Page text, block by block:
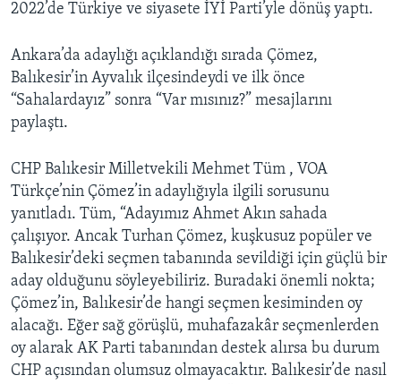
2022’de Türkiye ve siyasete İYİ Parti’yle dönüş yaptı.
Ankara’da adaylığı açıklandığı sırada Çömez,
Balıkesir’in Ayvalık ilçesindeydi ve ilk önce
“Sahalardayız” sonra “Var mısınız?” mesajlarını
paylaştı.
CHP Balıkesir Milletvekili Mehmet Tüm , VOA
Türkçe’nin Çömez’in adaylığıyla ilgili sorusunu
yanıtladı. Tüm, “Adayımız Ahmet Akın sahada
çalışıyor. Ancak Turhan Çömez, kuşkusuz popüler ve
Balıkesir’deki seçmen tabanında sevildiği için güçlü bir
aday olduğunu söyleyebiliriz. Buradaki önemli nokta;
Çömez’in, Balıkesir’de hangi seçmen kesiminden oy
alacağı. Eğer sağ görüşlü, muhafazakâr seçmenlerden
oy alarak AK Parti tabanından destek alırsa bu durum
CHP açısından olumsuz olmayacaktır. Balıkesir’de nasıl